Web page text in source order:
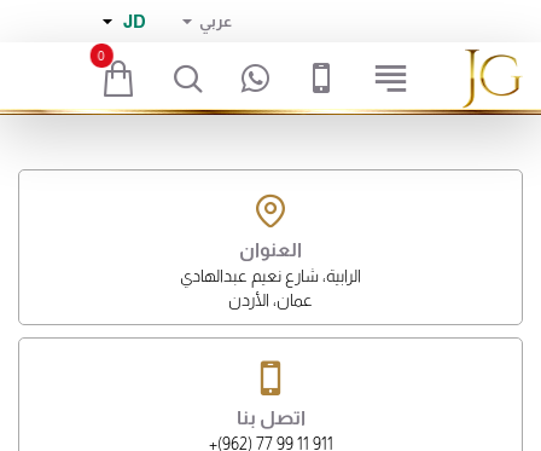
عربي JD
0
العنوان
الرابية، شارع نعيم عبدالهادي
عمان، الأردن
اتصل بنا
911 11 99 77 (962)+